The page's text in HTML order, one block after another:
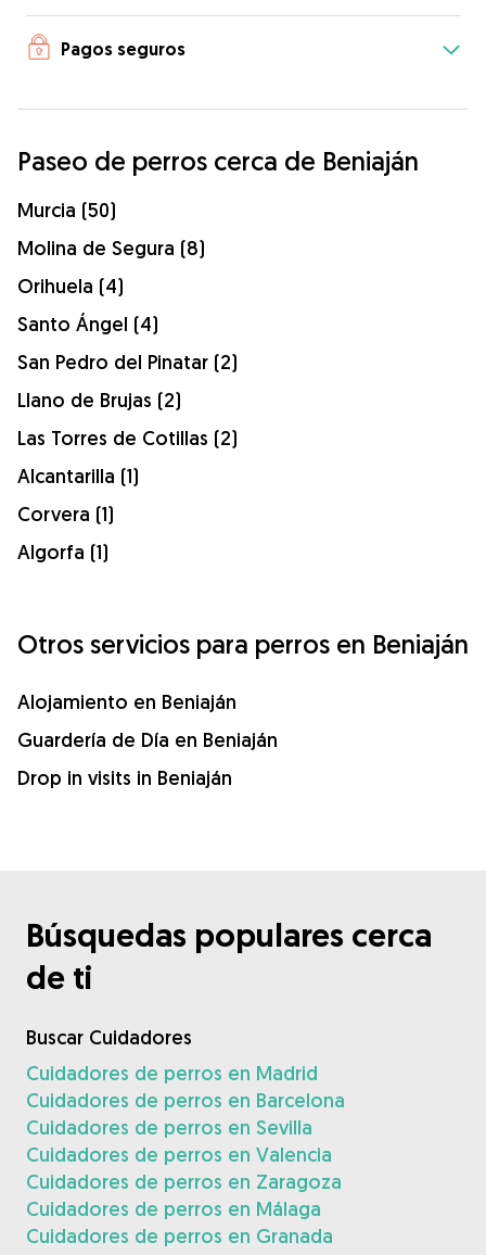
Pagos seguros
Paseo de perros cerca de Beniaján
Murcia (50)
Molina de Segura (8)
Orihuela (4)
Santo Ángel (4)
San Pedro del Pinatar (2)
Llano de Brujas (2)
Las Torres de Cotillas (2)
Alcantarilla (1)
Corvera (1)
Algorfa (1)
Otros servicios para perros en Beniaján
Alojamiento en Beniaján
Guardería de Día en Beniaján
Drop in visits in Beniaján
Búsquedas populares cerca
de ti
Buscar Cuidadores
Cuidadores de perros en Madrid
Cuidadores de perros en Barcelona
Cuidadores de perros en Sevilla
Cuidadores de perros en Valencia
Cuidadores de perros en Zaragoza
Cuidadores de perros en Málaga
Cuidadores de perros en Granada